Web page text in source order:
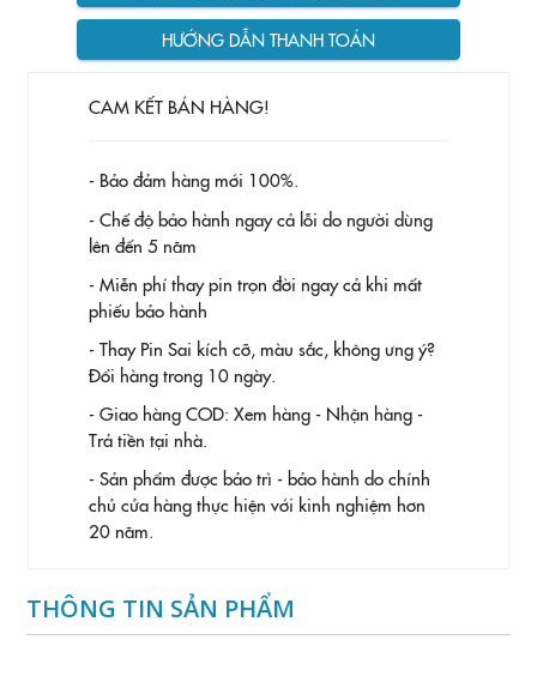
HƯỚNG DẪN THANH TOÁN
CAM KẾT BÁN HÀNG!
- Bảo đảm hàng mới 100%.
- Chế độ bảo hành ngay cả lỗi do người dùng
lên đến 5 năm
- Miễn phí thay pin trọn đời ngay cả khi mất
phiếu bảo hành
- Thay Pin Sai kích cỡ, màu sắc, không ưng ý?
Đổi hàng trong 10 ngày.
- Giao hàng COD: Xem hàng - Nhận hàng -
Trả tiền tại nhà.
- Sản phẩm được bảo trì - bảo hành do chính
chủ cửa hàng thực hiện với kinh nghiệm hơn
20 năm.
THÔNG TIN SẢN PHẨM